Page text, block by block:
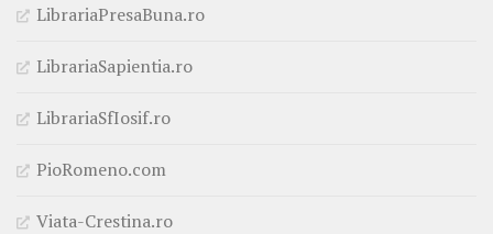
LibrariaPresaBuna.ro
LibrariaSapientia.ro
LibrariaSfIosif.ro
PioRomeno.com
Viata-Crestina.ro